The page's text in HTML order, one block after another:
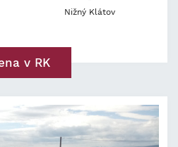
Nižný Klátov
v RK